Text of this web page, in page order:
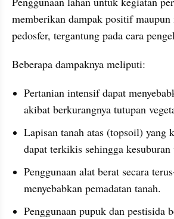
memberikan dampak positif maupun
pedosfer, tergantung pada cara
Beberapa dampaknya meliputi:
Pertanian intensif dapat
akibat berkurangnya tutupan
Lapisan tanah atas (topsoil) yang
dapat terkikis sehingga kesuburan
Penggunaan alat berat secara
menyebabkan pemadatan tanah.
Penggunaan pupuk dan pestisida